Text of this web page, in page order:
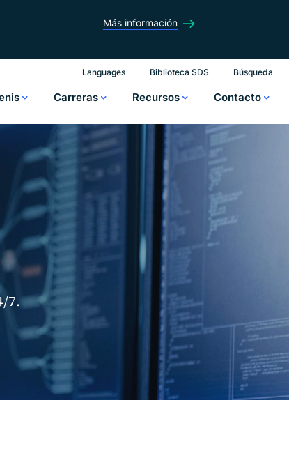
Más información
Languages Biblioteca SDS Búsqueda
Carreras Recursos Contacto
7.